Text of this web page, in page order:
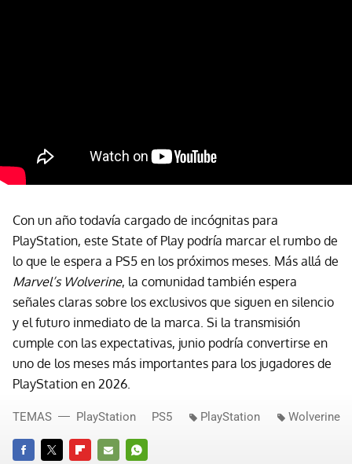
Con un año todavía cargado de incógnitas para
PlayStation, este State of Play podría marcar el rumbo de
lo que le espera a PS5 en los próximos meses. Más allá de
Marvel’s Wolverine, la comunidad también espera
señales claras sobre los exclusivos que siguen en silencio
y el futuro inmediato de la marca. Si la transmisión
cumple con las expectativas, junio podría convertirse en
uno de los meses más importantes para los jugadores de
PlayStation en 2026.
TEMAS PlayStation PS5 PlayStation Wolverine